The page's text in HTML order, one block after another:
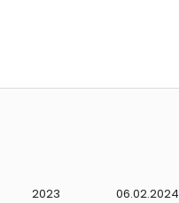
2023 06.02.2024